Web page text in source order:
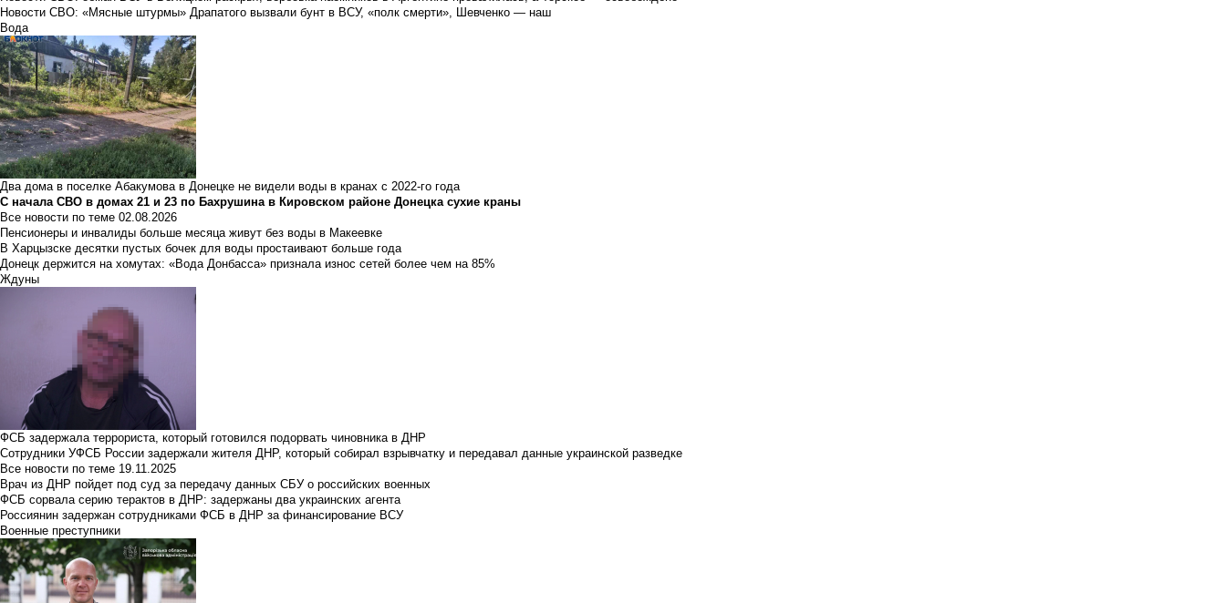
Новости СВО: «Мясные штурмы» Драпатого вызвали бунт в ВСУ, «полк смерти», Шевченко — наш
Вода
Два дома в поселке Абакумова в Донецке не видели воды в кранах с 2022-го года
С начала СВО в домах 21 и 23 по Бахрушина в Кировском районе Донецка сухие краны
Все новости по теме 02.08.2026
Пенсионеры и инвалиды больше месяца живут без воды в Макеевке
В Харцызске десятки пустых бочек для воды простаивают больше года
Донецк держится на хомутах: «Вода Донбасса» признала износ сетей более чем на 85%
Ждуны
ФСБ задержала террориста, который готовился подорвать чиновника в ДНР
Сотрудники УФСБ России задержали жителя ДНР, который собирал взрывчатку и передавал данные украинской разведке
Все новости по теме 19.11.2025
Врач из ДНР пойдет под суд за передачу данных СБУ о российских военных
ФСБ сорвала серию терактов в ДНР: задержаны два украинских агента
Россиянин задержан сотрудниками ФСБ в ДНР за финансирование ВСУ
Военные преступники